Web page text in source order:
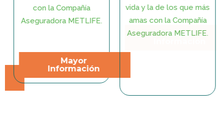
con la Compañía
Aseguradora METLIFE.
Mayor
Información
vida y la de los que más
amas con la Compañía
Aseguradora METLIFE.